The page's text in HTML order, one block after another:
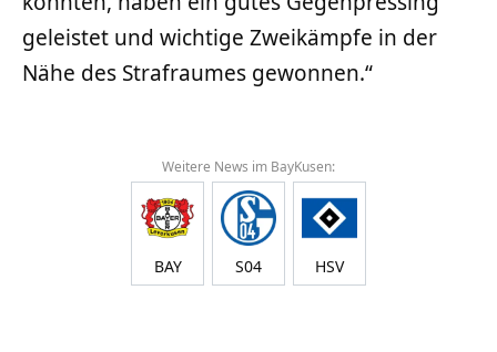
geleistet und wichtige Zweikämpfe in der
Nähe des Strafraumes gewonnen.“
Weitere News im BayKusen:
BAY S04 HSV